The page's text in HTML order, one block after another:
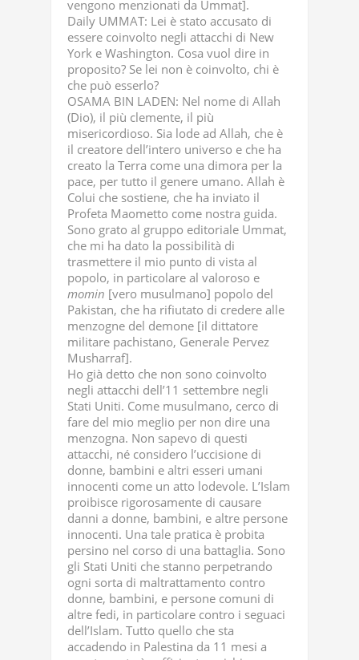
vengono menzionati da Ummat].
Daily UMMAT: Lei è stato accusato di
essere coinvolto negli attacchi di New
York e Washington. Cosa vuol dire in
proposito? Se lei non è coinvolto, chi è
che può esserlo?
OSAMA BIN LADEN: Nel nome di Allah
(Dio), il più clemente, il più
misericordioso. Sia lode ad Allah, che è
il creatore dell’intero universo e che ha
creato la Terra come una dimora per la
pace, per tutto il genere umano. Allah è
Colui che sostiene, che ha inviato il
Profeta Maometto come nostra guida.
Sono grato al gruppo editoriale Ummat,
che mi ha dato la possibilità di
trasmettere il mio punto di vista al
popolo, in particolare al valoroso e
momin [vero musulmano] popolo del
Pakistan, che ha rifiutato di credere alle
menzogne del demone [il dittatore
militare pachistano, Generale Pervez
Musharraf].
Ho già detto che non sono coinvolto
negli attacchi dell’11 settembre negli
Stati Uniti. Come musulmano, cerco di
fare del mio meglio per non dire una
menzogna. Non sapevo di questi
attacchi, né considero l’uccisione di
donne, bambini e altri esseri umani
innocenti come un atto lodevole. L’Islam
proibisce rigorosamente di causare
danni a donne, bambini, e altre persone
innocenti. Una tale pratica è probita
persino nel corso di una battaglia. Sono
gli Stati Uniti che stanno perpetrando
ogni sorta di maltrattamento contro
donne, bambini, e persone comuni di
altre fedi, in particolare contro i seguaci
dell’Islam. Tutto quello che sta
accadendo in Palestina da 11 mesi a